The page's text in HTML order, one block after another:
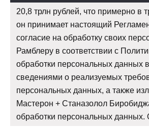
20,8 трлн рублей, что примерно в
он принимает настоящий
согласие на обработку своих
Рамблеру в соответствии с
обработки персональных данных
сведениями о реализуемых
персональных данных, а также
Мастерон + Станазолол
обработки персональных данных.